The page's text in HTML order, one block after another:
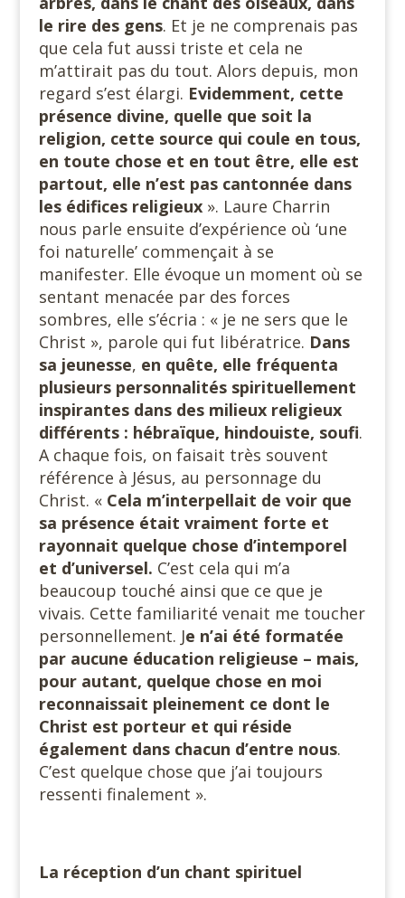
le rire des gens. Et je ne comprenais pas
que cela fut aussi triste et cela ne
m’attirait pas du tout. Alors depuis, mon
regard s’est élargi. Evidemment, cette
présence divine, quelle que soit la
religion, cette source qui coule en tous,
en toute chose et en tout être, elle est
partout, elle n’est pas cantonnée dans
les édifices religieux». Laure Charrin
nous parle ensuite d’expérience où ‘une
foi naturelle’ commençait à se
manifester. Elle évoque un moment où se
sentant menacée par des forces
sombres, elle s’écria : « je ne sers que le
Christ », parole qui fut libératrice. Dans
sa jeunesse, en quête, elle fréquenta
plusieurs personnalités spirituellement
inspirantes dans des milieux religieux
différents : hébraïque, hindouiste, soufi.
A chaque fois, on faisait très souvent
référence à Jésus, au personnage du
Christ. « Cela m’interpellait de voir que
sa présence était vraiment forte et
rayonnait quelque chose d’intemporel
et d’universel. C’est cela qui m’a
beaucoup touché ainsi que ce que je
vivais. Cette familiarité venait me toucher
personnellement. Je n’ai été formatée
par aucune éducation religieuse – mais,
pour autant, quelque chose en moi
reconnaissait pleinement ce dont le
Christ est porteur et qui réside
également dans chacun d’entre nous.
C’est quelque chose que j’ai toujours
ressenti finalement ».
La réception d’un chant spirituel